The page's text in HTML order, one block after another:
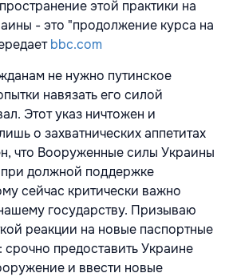
этой практики на
- это "продолжение курса на
bbc.com
не нужно путинское
навязать его силой
Этот указ ничтожен и
о захватнических аппетитах
что Вооруженные силы Украины
должной поддержке
сейчас критически важно
государству. Призываю
реакции на новые паспортные
предоставить Украине
и ввести новые